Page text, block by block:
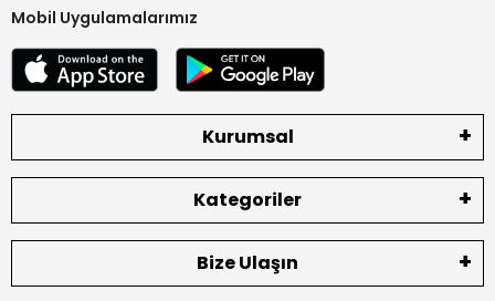
Mobil Uygulamalarımız
Kurumsal
Kategoriler
Bize Ulaşın